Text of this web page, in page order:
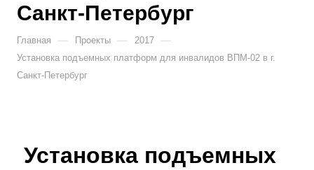
Санкт-Петербург
Главная — Проекты — 2017 —
Установка подъемных платформ для инвалидов ВПМ-02 в г.
Санкт-Петербург
Установка подъемных